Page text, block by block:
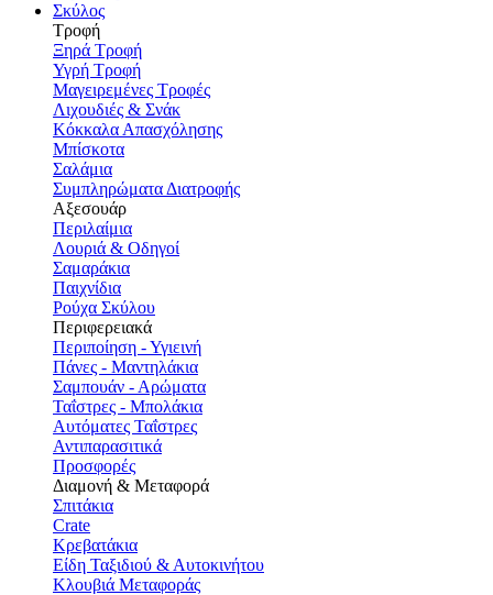
Σκύλος
Τροφή
Ξηρά Τροφή
Υγρή Τροφή
Μαγειρεμένες Τροφές
Λιχουδιές & Σνάκ
Κόκκαλα Απασχόλησης
Μπίσκοτα
Σαλάμια
Συμπληρώματα Διατροφής
Αξεσουάρ
Περιλαίμια
Λουριά & Οδηγοί
Σαμαράκια
Παιχνίδια
Ρούχα Σκύλου
Περιφερειακά
Περιποίηση - Υγιεινή
Πάνες - Μαντηλάκια
Σαμπουάν - Αρώματα
Ταΐστρες - Μπολάκια
Αυτόματες Ταΐστρες
Αντιπαρασιτικά
Προσφορές
Διαμονή & Μεταφορά
Σπιτάκια
Crate
Κρεβατάκια
Είδη Ταξιδιού & Αυτοκινήτου
Κλουβιά Μεταφοράς